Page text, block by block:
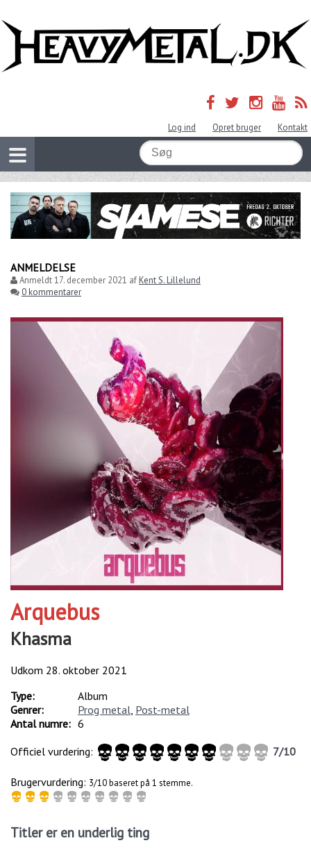
Log ind Opret bruger Kontakt
ANMELDELSE
Anmeldt17. december 2021 afKent S. Lillelund
0 kommentarer
Arquebus
Khasma
Udkom 28. oktober 2021
Type:
Album
Genrer:
Prog metal Post-metal
Antal numre: 6
Officiel vurdering:
7/10
Brugervurdering: 3/10 baseret på 1 stemme.
Titler er en underlig ting